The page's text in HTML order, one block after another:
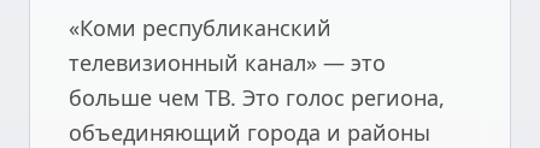
«Коми республиканский
телевизионный канал» — это
больше чем ТВ. Это голос региона,
объединяющий города и районы